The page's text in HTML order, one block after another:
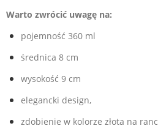
Warto zwrócić uwagę na:
pojemność 360 ml
średnica 8 cm
wysokość 9 cm
elegancki design,
zdobienie w kolorze złota na